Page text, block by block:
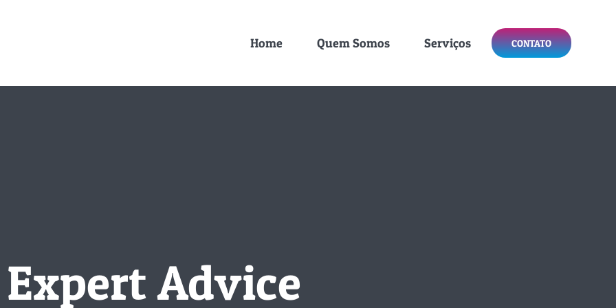
Home Quem Somos Serviços CONTATO
Expert Advice